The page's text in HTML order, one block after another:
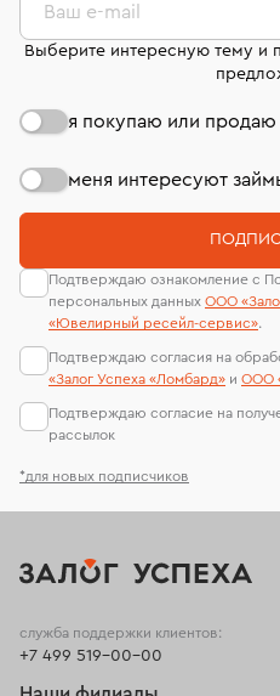
*для новых подписчиков
Ваш e-mail
Выберите интересную тему и
я покупаю или
меня интересуют
Подтверждаю ознакомление с
персональных данных ООО
«Ювелирный ресейл-сервиc».
Подтверждаю согласия на
«Залог Успеха «Ломбард» и ООО
Подтверждаю согласие на
рассылок
служба поддержки клиентов:
+7 499 519-00-00